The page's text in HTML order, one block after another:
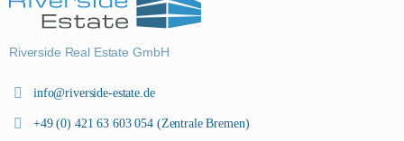
Riverside Real Estate GmbH
info@riverside-estate.de
+49 (0) 421 63 603 054 (Zentrale Bremen)